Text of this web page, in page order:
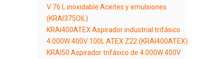
V 76 L inoxidable Aceites y emulsiones
(KRAI375OIL)
KRAI400ATEX Aspirador industrial trifásico
4.000W 400V 100L ATEX Z22 (KRAI400ATEX)
KRAI50 Aspirador trifásico de 4.000W 400V